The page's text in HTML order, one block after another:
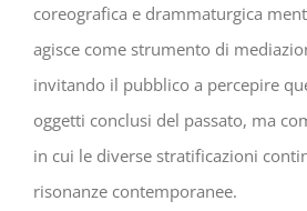
coreografica e drammaturgica
agisce come strumento di
invitando il pubblico a percepire
oggetti conclusi del passato, ma
in cui le diverse stratificazioni
risonanze contemporanee.